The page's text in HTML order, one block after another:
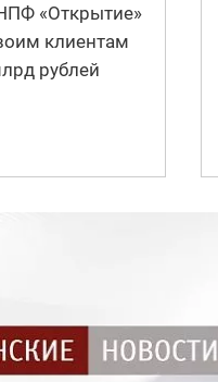
«Открытие»
клиентам
рублей